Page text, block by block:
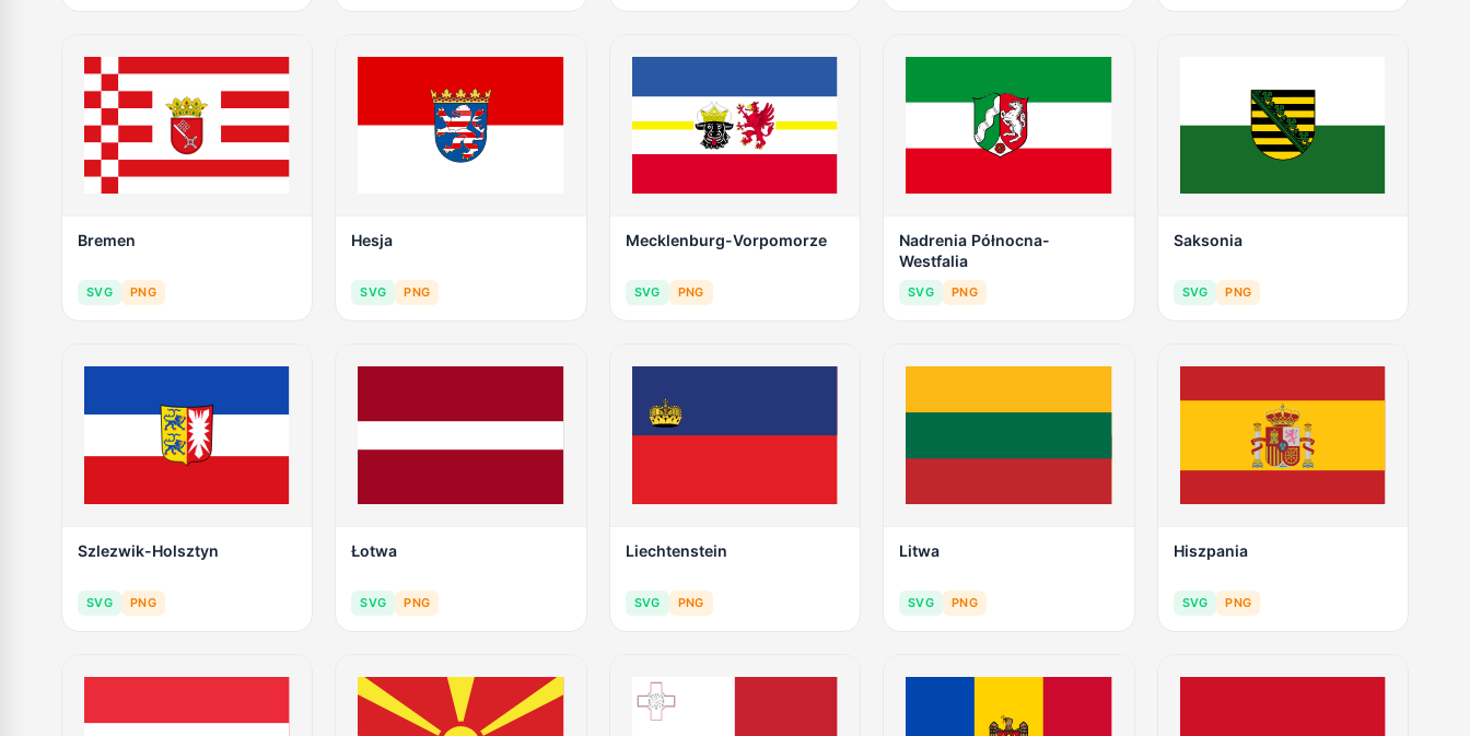
Bremen
SVG PNG
Hesja
SVG PNG
Mecklenburg-Vorpomorze
SVG PNG
Nadrenia Północna-
Westfalia
SVG PNG
Saksonia
SVG PNG
Szlezwik-Holsztyn
SVG PNG
Łotwa
SVG PNG
Liechtenstein
SVG PNG
Litwa
SVG PNG
Hiszpania
SVG PNG